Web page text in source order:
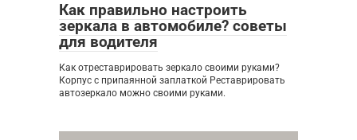
Как правильно настроить
зеркала в автомобиле? советы
для водителя
Как отреставрировать зеркало своими руками?
Корпус с припаянной заплаткой Реставрировать
автозеркало можно своими руками.